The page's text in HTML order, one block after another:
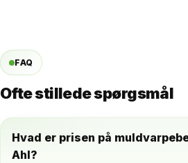
FAQ
Ofte stillede spørgsmål
Hvad er prisen på
Ahl?